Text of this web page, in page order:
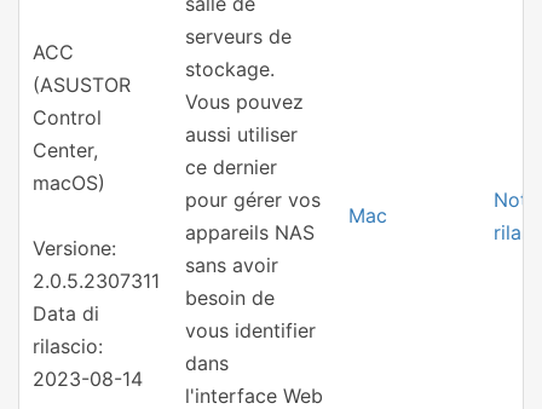
ACC
(ASUSTOR
Control
Center,
macOS)
Versione:
2.0.5.2307311
Data di
rilascio:
2023-08-14
serveurs de
stockage.
Vous pouvez
aussi utiliser
ce dernier
pour gérer vos
appareils NAS
sans avoir
besoin de
vous identifier
dans
l'interface Web
Mac